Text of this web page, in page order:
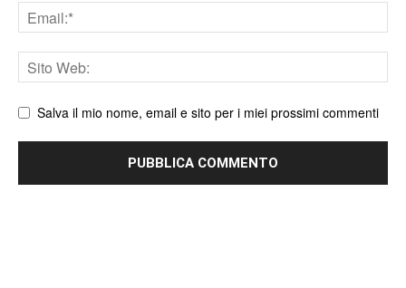
Email
Sito
web
Salva il mio nome, email e sito per i miei prossimi commenti